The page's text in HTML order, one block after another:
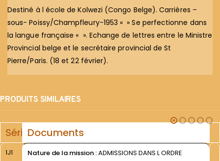
Destiné à l école de Kolwezi (Congo Belge). Carrières –
sous- Poissy/Champfleury-1953 « » Se perfectionne dans
la langue française « ». Echange de lettres entre le Ministre
Provincial belge et le secrétaire provincial de St
Pierre/Paris. (18 et 22 février).
PRODUITS SIMILAIRES
SérieDocuments
1J1 Nature de la mission :ADMISSIONS DANS L ORDRE